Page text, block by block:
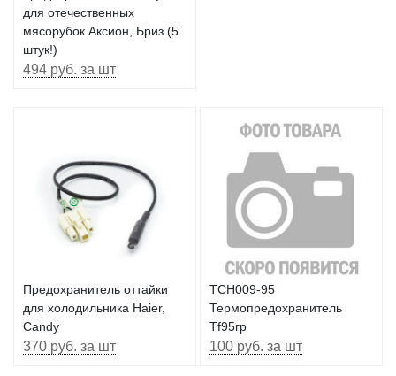
для отечественных
мясорубок Аксион, Бриз (5
штук!)
494 руб. за шт
Предохранитель оттайки
для холодильника Haier,
Candy
370 руб. за шт
TCH009-95
Термопредохранитель
Tf95гр
100 руб. за шт